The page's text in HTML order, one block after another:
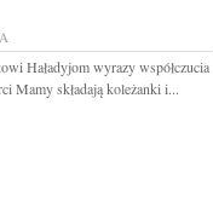
Haładyjom wyrazy współczucia
Mamy składają koleżanki i...